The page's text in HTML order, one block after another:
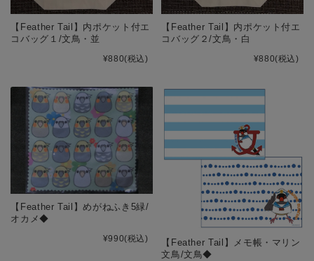
【Feather Tail】内ポケット付エ
コバッグ１/文鳥・並
¥880(税込)
【Feather Tail】内ポケット付エ
コバッグ２/文鳥・白
¥880(税込)
【Feather Tail】めがねふき5緑/
オカメ◆
¥990(税込)
【Feather Tail】メモ帳・マリン
文鳥/文鳥◆